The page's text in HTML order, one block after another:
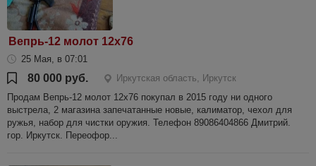
Вепрь-12 молот 12х76
25 Мая, в 07:01
80 000 руб.
Иркутская область, Иркутск
Продам Вепрь-12 молот 12х76 покупал в 2015 году ни одного
выстрела, 2 магазина запечатанные новые, калиматор, чехол для
ружья, набор для чистки оружия. Телефон 89086404866 Дмитрий.
гор. Иркутск. Переофор...